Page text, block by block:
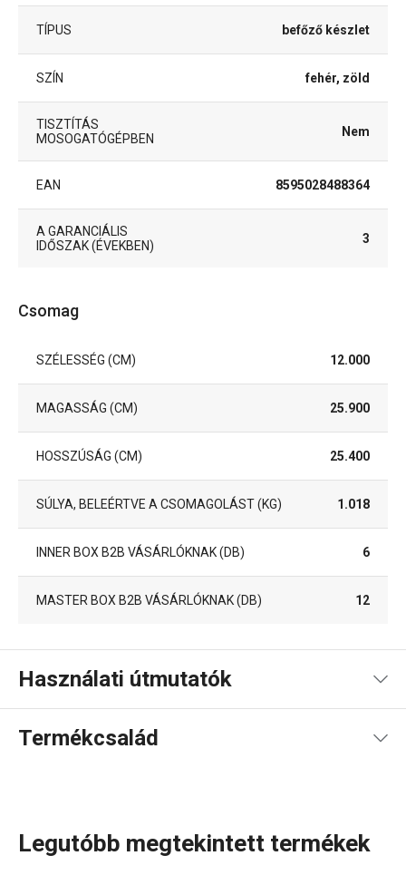
TÍPUS befőző készlet
SZÍN fehér, zöld
TISZTÍTÁS
MOSOGATÓGÉPBEN
Nem
EAN 8595028488364
A GARANCIÁLIS
IDŐSZAK (ÉVEKBEN)
3
Csomag
SZÉLESSÉG (CM) 12.000
MAGASSÁG (CM) 25.900
HOSSZÚSÁG (CM) 25.400
SÚLYA, BELEÉRTVE A CSOMAGOLÁST (KG) 1.018
INNER BOX B2B VÁSÁRLÓKNAK (DB) 6
MASTER BOX B2B VÁSÁRLÓKNAK (DB) 12
Használati útmutatók
Használati útmutató és biztonsági információk
Termékcsalád
Legutóbb megtekintett termékek